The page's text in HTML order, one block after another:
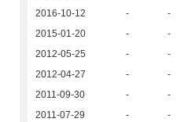
2016-10-12
- -
2015-01-20
- -
2012-05-25
- -
2012-04-27
- -
2011-09-30
- -
2011-07-29
- -